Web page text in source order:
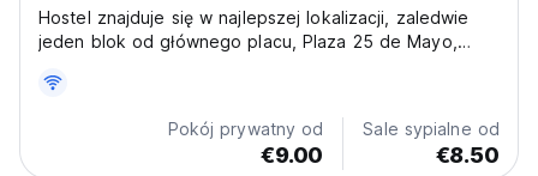
Hostel znajduje się w najlepszej lokalizacji, zaledwie
jeden blok od głównego placu, Plaza 25 de Mayo,
Pokój prywatny od
€9.00
Sale sypialne od
€8.50